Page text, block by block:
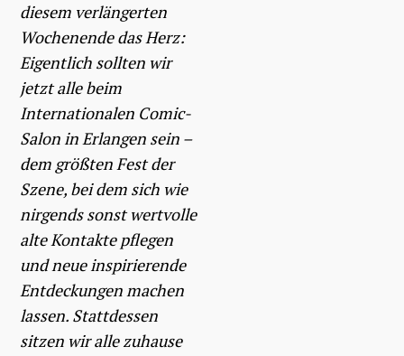
diesem verlängerten
Wochenende das Herz:
Eigentlich sollten wir
jetzt alle beim
Internationalen Comic-
Salon in Erlangen sein –
dem größten Fest der
Szene, bei dem sich wie
nirgends sonst wertvolle
alte Kontakte pflegen
und neue inspirierende
Entdeckungen machen
lassen. Stattdessen
sitzen wir alle zuhause